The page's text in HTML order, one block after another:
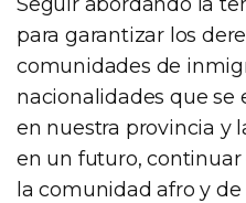
para garantizar los
comunidades de
nacionalidades que se
en nuestra provincia y
en un futuro,
la comunidad afro y de